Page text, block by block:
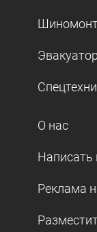
О нас
Написать
Реклама